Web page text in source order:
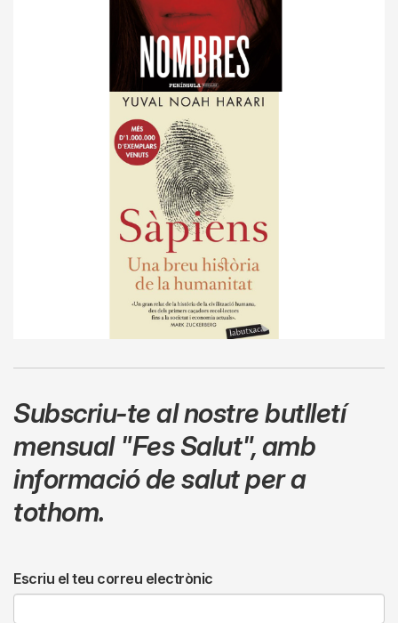
Subscriu-te al nostre butlletí
mensual "Fes Salut",amb
informació de salut per a
tothom.
Escriu el teu correu electrònic